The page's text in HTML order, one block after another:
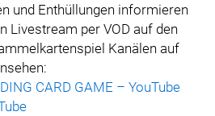
und Enthüllungen informieren
Livestream per VOD auf den
Kanälen auf
CARD GAME – YouTube